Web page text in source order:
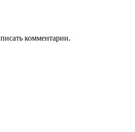
комментарии.